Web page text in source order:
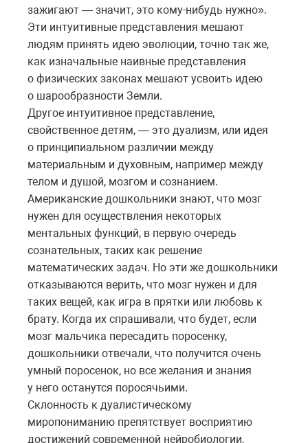
зажигают — значит, это кому-нибудь нужно».
Эти интуитивные представления мешают
людям принять идею эволюции, точно так же,
как изначальные наивные представления
о физических законах мешают усвоить идею
о шарообразности Земли.
Другое интуитивное представление,
свойственное детям, — это дуализм, или идея
о принципиальном различии между
материальным и духовным, например между
телом и душой, мозгом и сознанием.
Американские дошкольники знают, что мозг
нужен для осуществления некоторых
ментальных функций, в первую очередь
сознательных, таких как решение
математических задач. Но эти же дошкольники
отказываются верить, что мозг нужен и для
таких вещей, как игра в прятки или любовь к
брату. Когда их спрашивали, что будет, если
мозг мальчика пересадить поросенку,
дошкольники отвечали, что получится очень
умный поросенок, но все желания и знания
у него останутся поросячьими.
Склонность к дуалистическому
миропониманию препятствует восприятию
достижений современной нейробиологии,